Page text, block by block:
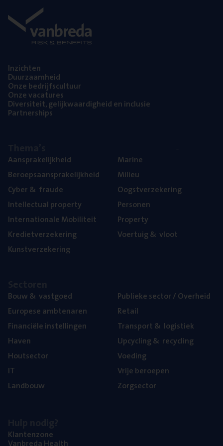
Inzich­ten
Duur­zaam­heid
Onze bedrijfs­cul­tuur
Onze vaca­tu­res
Diver­si­teit, gelijk­waar­dig­heid en inclusie
Part­ner­ships
Aan­spra­ke­lijk­heid
Beroeps­aan­spra­ke­lijk­heid
Cyber& fraude
Intel­lec­tu­al property
Inter­na­ti­o­na­le Mobiliteit
Kre­diet­ver­ze­ke­ring
Kunst­ver­ze­ke­ring
Mari­ne
Mili­eu
Oogst­ver­ze­ke­ring
Per­so­nen
Pro­per­ty
Voer­tuig& vloot
Bouw& vastgoed
Euro­pe­se ambtenaren
Finan­ci­ë­le instellingen
Haven
Hout­sec­tor
IT
Land­bouw
Publie­ke sec­tor / Overheid
Retail
Trans­port& logistiek
Upcy­cling& recycling
Voe­ding
Vrije beroe­pen
Zorg­sec­tor
Klan­ten­zo­ne
Van­b­re­da Health